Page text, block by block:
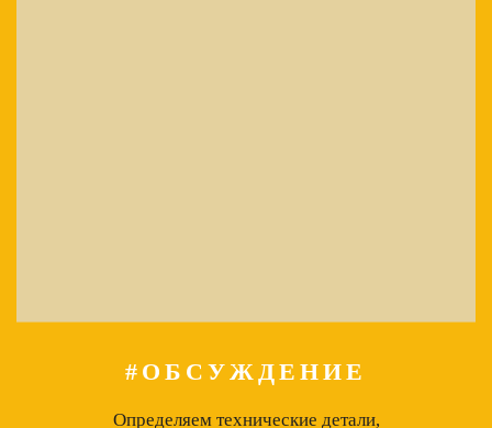
#ОБСУЖДЕНИЕ
Определяем технические детали,